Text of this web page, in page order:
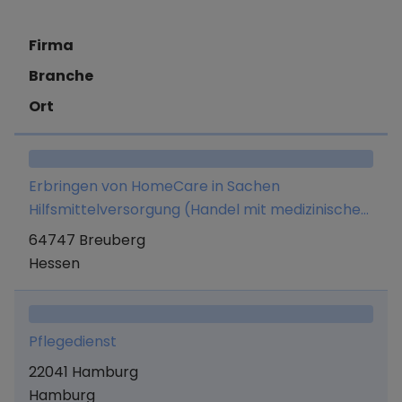
Firma
Branche
Ort
Erbringen von HomeCare in Sachen
Hilfsmittelversorgung (Handel mit medizinischen
Produkten, Heil- und Hilfsmittel für die
ambulante und stationäre Pflege sowie
Alltag nach SGB Xl.
64747 Breuberg
Hessen
Pflegedienst
22041 Hamburg
Hamburg